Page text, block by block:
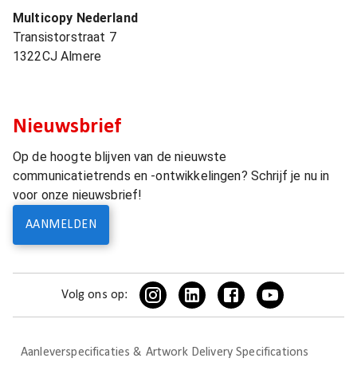
Multicopy Nederland
Transistorstraat 7
1322CJ Almere
Nieuwsbrief
Op de hoogte blijven van de nieuwste
communicatietrends en -ontwikkelingen? Schrijf je nu in
voor onze nieuwsbrief!
AANMELDEN
Volg ons op:
Aanleverspecificaties & Artwork Delivery Specifications